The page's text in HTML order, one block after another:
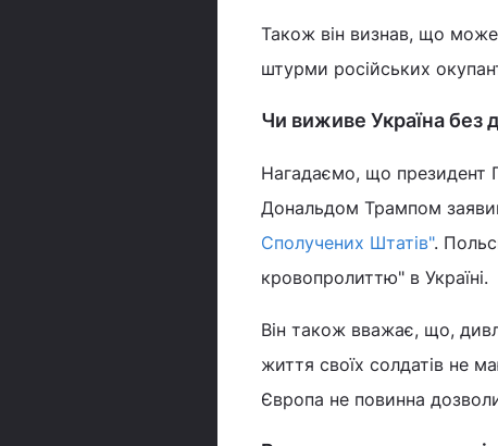
Також він визнав, що може
штурми російських
Чи виживе Україна
Нагадаємо, що президент
Дональдом Трампом
Сполучених Штатів".
кровопролиттю" в Україні.
Він також вважає, що,
життя своїх солдатів не
Європа не повинна